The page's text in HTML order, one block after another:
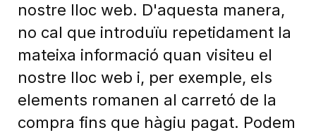
nostre lloc web. D'aquesta manera,
no cal que introduïu repetidament la
mateixa informació quan visiteu el
nostre lloc web i, per exemple, els
elements romanen al carretó de la
compra fins que hàgiu pagat. Podem